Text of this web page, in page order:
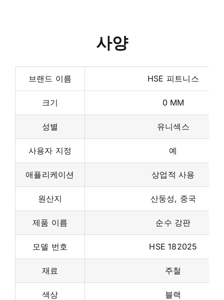
사양
브랜드 이름 HSE 피트니스
크기 0 MM
성별 유니섹스
사용자 지정 예
애플리케이션 상업적 사용
원산지 산둥성, 중국
제품 이름 순수 강판
모델 번호 HSE 182025
재료 주철
색상 블랙